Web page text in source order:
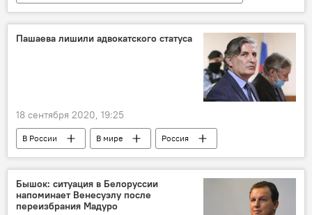
Политика
ЕС
Белоруссия
Литва
Линас Линкявичюс
Пашаева лишили адвокатского статуса
18 сентября 2020, 19:25
В России В мире
Россия
адвокат
Бышок: ситуация в Белоруссии
напоминает Венесуэлу после
переизбрания Мадуро